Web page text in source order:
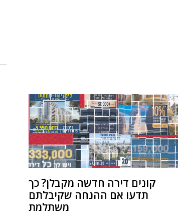
קונים דירה חדשה מקבלן? כך
תדעו אם ההנחה שקיבלתם
משתלמת